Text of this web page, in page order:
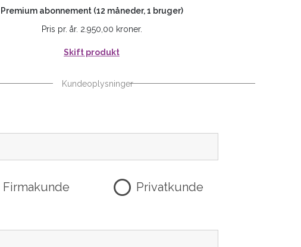
Premium abonnement (12 måneder, 1 bruger)
Pris pr. år. 2.950,00 kroner.
Skift produkt
Kundeoplysninger
Firmakunde Privatkunde